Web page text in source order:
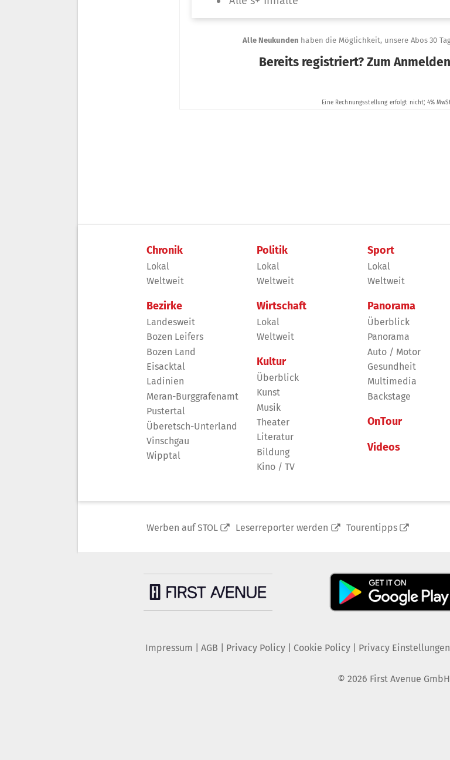
Chronik
Lokal
Weltweit
Bezirke
Landesweit
Bozen Leifers
Bozen Land
Eisacktal
Ladinien
Meran-Burggrafenamt
Pustertal
Überetsch-Unterland
Vinschgau
Wipptal
Politik
Lokal
Weltweit
Wirtschaft
Lokal
Weltweit
Kultur
Überblick
Kunst
Musik
Theater
Literatur
Bildung
Kino / TV
Sport
Lokal
Weltweit
Panorama
Überblick
Panorama
Auto / Motor
Gesundheit
Multimedia
Backstage
OnTour
Videos
Werben auf STOL Leserreporter werden Tourentipps
Impressum AGB Privacy Policy| Cookie Policy| Privacy Einstellungen
© 2026 First Avenue GmbH